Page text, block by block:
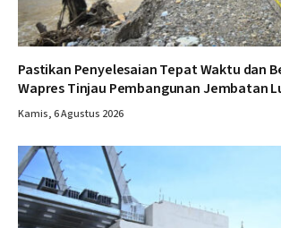
Pastikan Penyelesaian Tepat Waktu dan
Wapres Tinjau Pembangunan Jembatan
Kamis, 6 Agustus 2026